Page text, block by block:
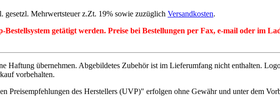
gesetzl. Mehrwertsteuer z.Zt. 19% sowie zuzüglich Versandkosten.
getätigt werden. Preise bei Bestellungen per Fax, e-mail oder im
übernehmen. Abgebildetes Zubehör ist im Lieferumfang nicht enthalten.
vorbehalten.
Preisempfehlungen des Herstellers (UVP)" erfolgen ohne Gewähr und unter dem